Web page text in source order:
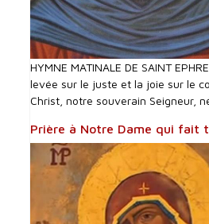
HYMNE MATINALE DE SAINT
levée sur le juste et la joie sur le
Christ, notre souverain Seigneur, né
Prière à Notre Dame qui fait